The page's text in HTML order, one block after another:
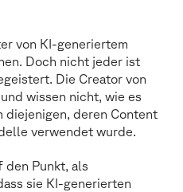
von KI-generiertem
Doch nicht jeder ist
Die Creator von
wissen nicht, wie es
diejenigen, deren Content
verwendet wurde.
den Punkt, als
sie KI-generierten